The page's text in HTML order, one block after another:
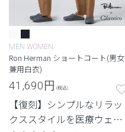
MEN WOMEN
Ron Herman ショートコート(男女
兼用白衣)
41,690円 (税込)
【復刻】シンプルなリラッ
クススタイルを医療ウェア